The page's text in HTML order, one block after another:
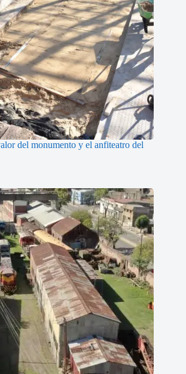
del monumento y el anfiteatro del